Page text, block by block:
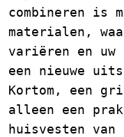
combineren is
materialen,
variëren en
een nieuwe
Kortom, een
alleen een
huisvesten van